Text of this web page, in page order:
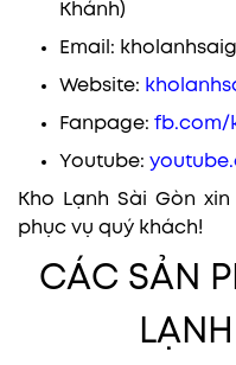
Khánh)
Email:
Website:
Fanpage: fb.com/
Youtube:
Kho Lạnh Sài Gòn
phục vụ quý khách!
CÁC SẢN